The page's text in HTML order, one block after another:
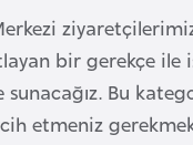
bir gerekçe
sunacağız. Bu
etmeniz